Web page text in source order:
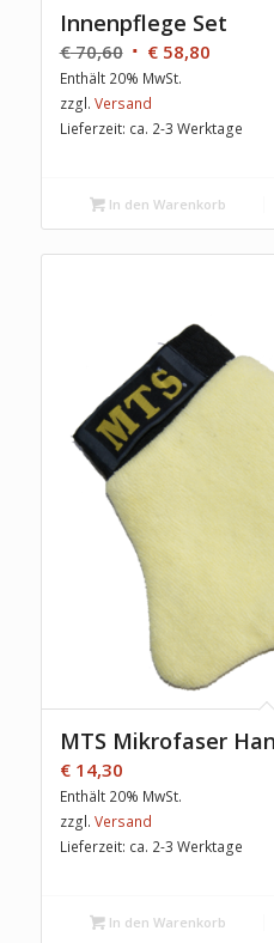
Innenpflege Set
€70,60 €58,80
Enthält 20% MwSt.
zzgl. Versand
Lieferzeit: ca. 2-3 Werktage
In den Warenkorb
MTS Mikrofaser
€14,30
Enthält 20% MwSt.
zzgl. Versand
Lieferzeit: ca. 2-3 Werktage
In den Warenkorb